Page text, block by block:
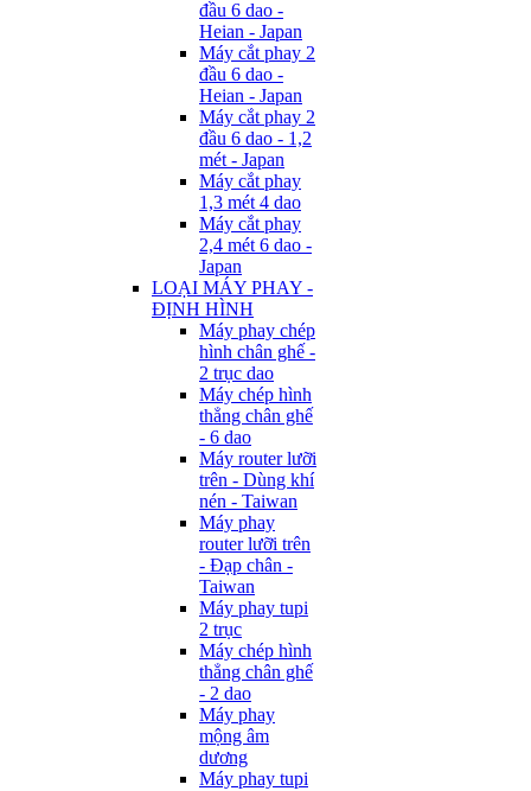
đầu 6 dao -
Heian - Japan
Máy cắt phay 2
đầu 6 dao -
Heian - Japan
Máy cắt phay 2
đầu 6 dao - 1,2
mét - Japan
Máy cắt phay
1,3 mét 4 dao
Máy cắt phay
2,4 mét 6 dao -
Japan
LOẠI MÁY PHAY -
ĐỊNH HÌNH
Máy phay chép
hình chân ghế -
2 trục dao
Máy chép hình
thẳng chân ghế
- 6 dao
Máy router lưỡi
trên - Dùng khí
nén - Taiwan
Máy phay
router lưỡi trên
- Đạp chân -
Taiwan
Máy phay tupi
2 trục
Máy chép hình
thẳng chân ghế
- 2 dao
Máy phay
mộng âm
dương
Máy phay tupi